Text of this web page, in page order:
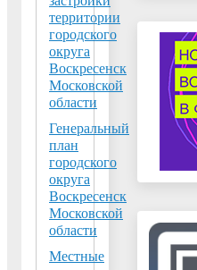
территории
городского
округа
Воскресенск
Московской
области
Генеральный
план
городского
округа
Воскресенск
Московской
области
Местные